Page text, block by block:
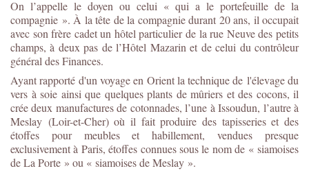
On l’appelle le doyen ou celui « qui a le portefeuille de la
compagnie ». À la tête de la compagnie durant 20 ans, il occupait
avec son frère cadet un hôtel particulier de la rue Neuve des petits
champs, à deux pas de l’Hôtel Mazarin et de celui du contrôleur
général des Finances.
Ayant rapporté d'un voyage en Orient la technique de l'élevage du
vers à soie ainsi que quelques plants de mûriers et des cocons, il
crée deux manufactures de cotonnades, l’une à Issoudun, l’autre à
Meslay (Loir-et-Cher) où il fait produire des tapisseries et des
étoffes pour meubles et habillement, vendues presque
exclusivement à Paris, étoffes connues sous le nom de « siamoises
de La Porte » ou « siamoises de Meslay ».